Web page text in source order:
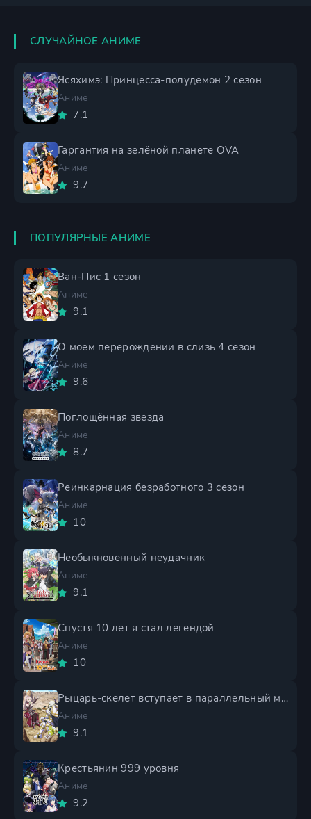
СЛУЧАЙНОЕ АНИМЕ
Ясяхимэ: Принцесса-полудемон 2 сезон
Аниме
7.1
Гаргантия на зелёной планете OVA
Аниме
9.7
ПОПУЛЯРНЫЕ АНИМЕ
Ван-Пис 1 сезон
Аниме
9.1
О моем перерождении в слизь 4 сезон
Аниме
9.6
Поглощённая звезда
Аниме
8.7
Реинкарнация безработного 3 сезон
Аниме
10
Необыкновенный неудачник
Аниме
9.1
Спустя 10 лет я стал легендой
Аниме
10
Рыцарь-скелет вступает в параллельный мир 2 сезон
Аниме
9.1
Крестьянин 999 уровня
Аниме
9.2